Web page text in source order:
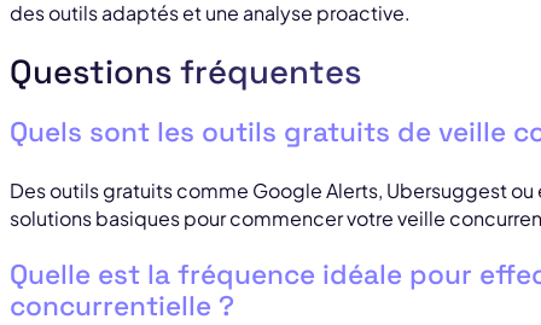
des outils adaptés et une analyse proactive.
Questions fréquentes
Quels sont les outils gratuits de veille
Des outils gratuits comme Google Alerts, Ubersuggest
solutions basiques pour commencer votre veille
Quelle est la fréquence idéale pour
concurrentielle ?